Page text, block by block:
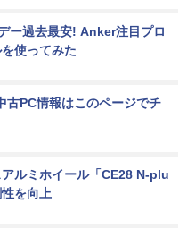
ー過去最安! Anker注目プロ
使ってみた
古PC情報はこのページでチ
ルミホイール「CE28 N-plu
を向上